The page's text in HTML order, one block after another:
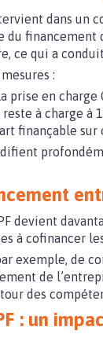
dans un
du
ce qui a
:
prise en charge
à charge à
finançable
devient
à cofinancer
exemple, de
de
des
: un